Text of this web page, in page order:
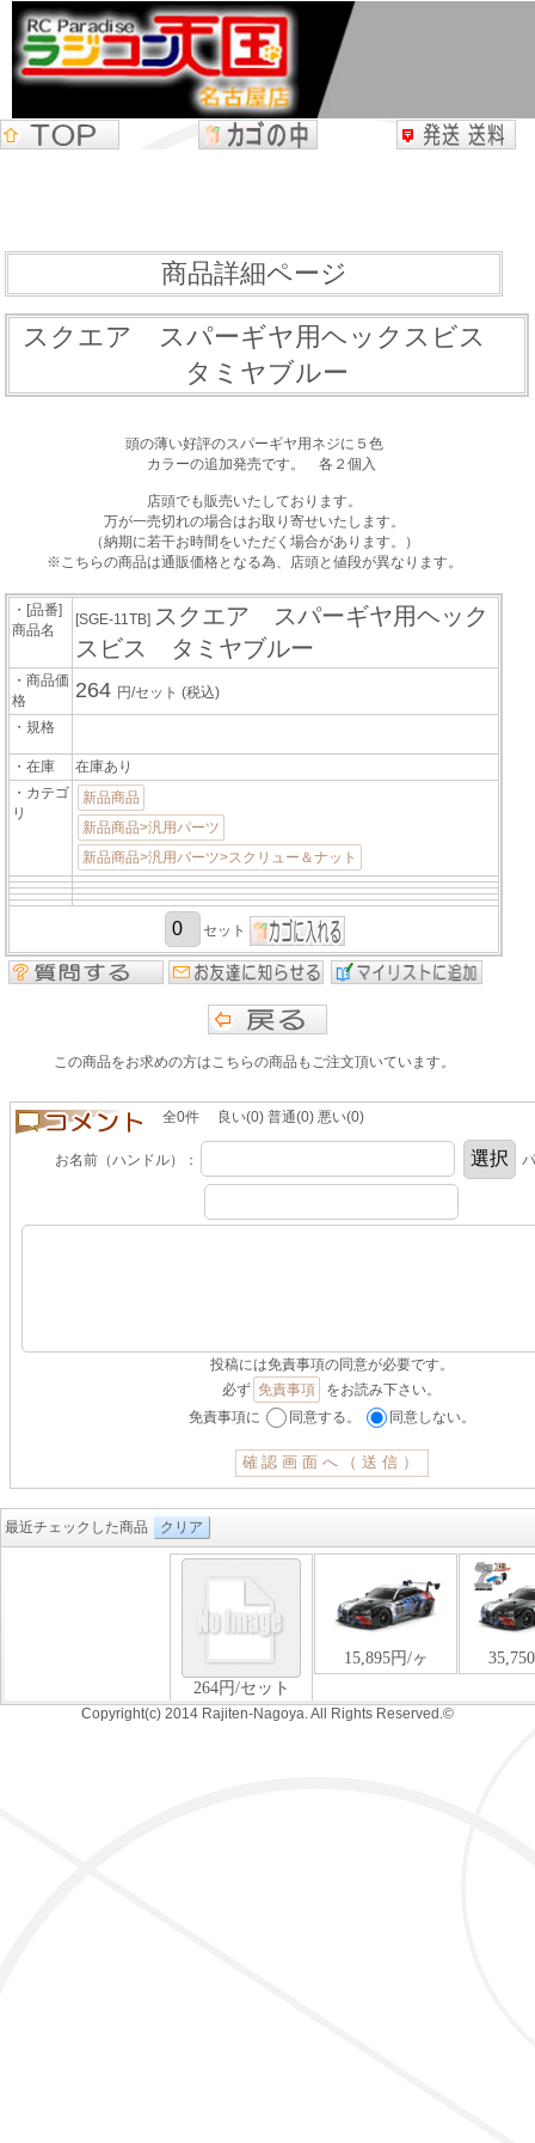
商品詳細ページ
スクエア スパーギヤ用ヘックスビス
タミヤブルー
頭の薄い好評のスパーギヤ用ネジに５色
カラーの追加発売です。 各２個入
店頭でも販売いたしております。
万が一売切れの場合はお取り寄せいたします。
（納期に若干お時間をいただく場合があります。）
※こちらの商品は通販価格となる為、店頭と値段が異なります。
・[品番]
商品名
[SGE-11TB] スクエア スパーギヤ用ヘック
スビス タミヤブルー
・商品価
格
264 円/セット(税込)
・規格
・在庫
在庫あり
・カテゴ
リ
新品商品
新品商品>汎用パーツ
新品商品>汎用パーツ>スクリュー＆ナット
セット
この商品をお求めの方はこちらの商品もご注文頂いています。
全0件 良い(0) 普通(0) 悪い(0)
お名前（ハンドル）：
投稿には免責事項の同意が必要です。
必ず 免責事項
をお読み下さい。
免責事項に
同意する。 同意しない。
最近チェックした商品 クリア
Copyright(c) 2014 Rajiten-Nagoya. All Rights Reserved.©